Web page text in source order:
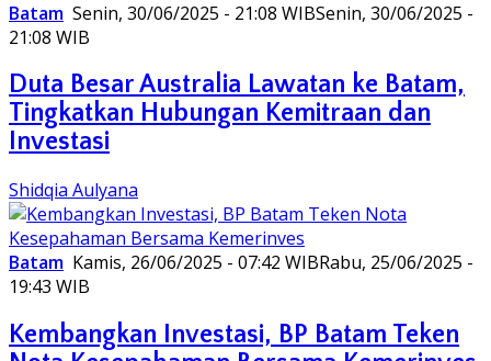
Batam Senin, 30/06/2025 - 21:08 WIBSenin, 30/06/2025 -
21:08 WIB
Duta Besar Australia Lawatan ke Batam,
Tingkatkan Hubungan Kemitraan dan
Investasi
Shidqia Aulyana
Batam Kamis, 26/06/2025 - 07:42 WIBRabu, 25/06/2025 -
19:43 WIB
Kembangkan Investasi, BP Batam Teken